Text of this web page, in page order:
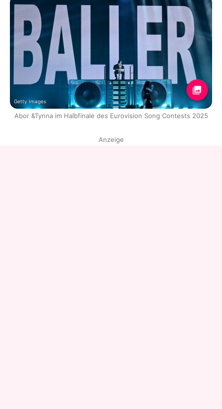
Getty Images
Abor &Tynna im Halbfinale des Eurovision Song Contests 2025
Anzeige